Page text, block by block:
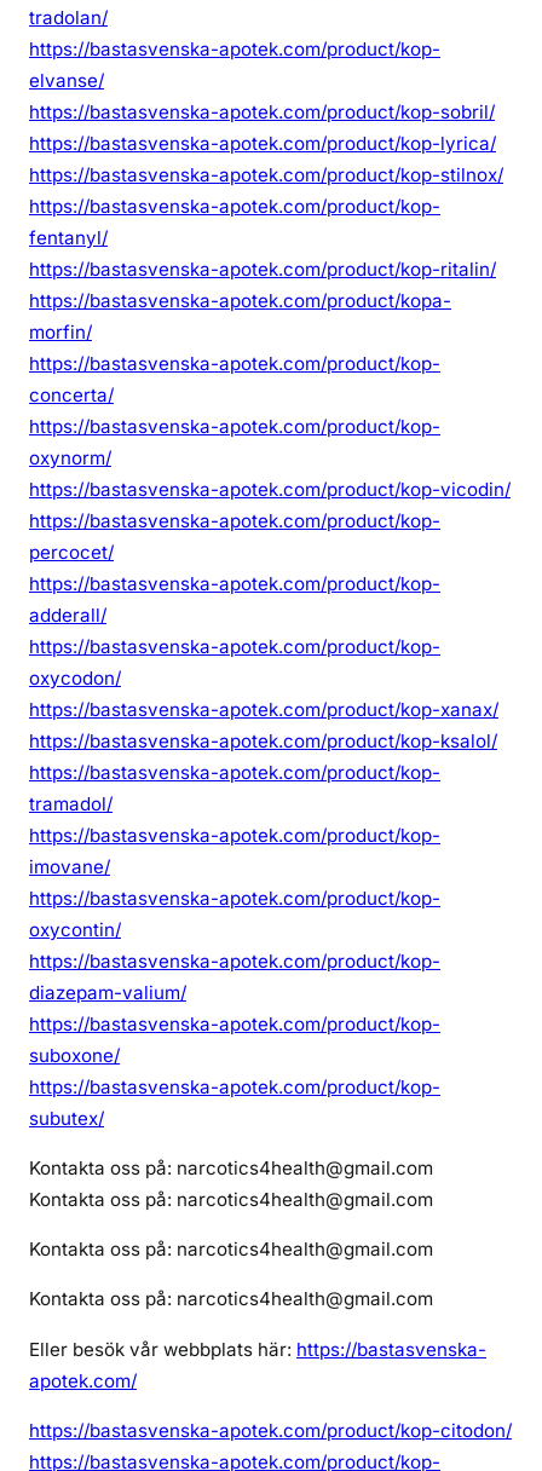
tradolan/
https://bastasvenska-apotek.com/product/kop-
elvanse/
https://bastasvenska-apotek.com/product/kop-sobril/
https://bastasvenska-apotek.com/product/kop-lyrica/
https://bastasvenska-apotek.com/product/kop-stilnox/
https://bastasvenska-apotek.com/product/kop-
fentanyl/
https://bastasvenska-apotek.com/product/kop-ritalin/
https://bastasvenska-apotek.com/product/kopa-
morfin/
https://bastasvenska-apotek.com/product/kop-
concerta/
https://bastasvenska-apotek.com/product/kop-
oxynorm/
https://bastasvenska-apotek.com/product/kop-vicodin/
https://bastasvenska-apotek.com/product/kop-
percocet/
https://bastasvenska-apotek.com/product/kop-
adderall/
https://bastasvenska-apotek.com/product/kop-
oxycodon/
https://bastasvenska-apotek.com/product/kop-xanax/
https://bastasvenska-apotek.com/product/kop-ksalol/
https://bastasvenska-apotek.com/product/kop-
tramadol/
https://bastasvenska-apotek.com/product/kop-
imovane/
https://bastasvenska-apotek.com/product/kop-
oxycontin/
https://bastasvenska-apotek.com/product/kop-
diazepam-valium/
https://bastasvenska-apotek.com/product/kop-
suboxone/
https://bastasvenska-apotek.com/product/kop-
subutex/
Kontakta oss på: narcotics4health@gmail.com
Kontakta oss på: narcotics4health@gmail.com
Kontakta oss på: narcotics4health@gmail.com
Kontakta oss på: narcotics4health@gmail.com
Eller besök vår webbplats här: https://bastasvenska-
apotek.com/
https://bastasvenska-apotek.com/product/kop-citodon/
https://bastasvenska-apotek.com/product/kop-